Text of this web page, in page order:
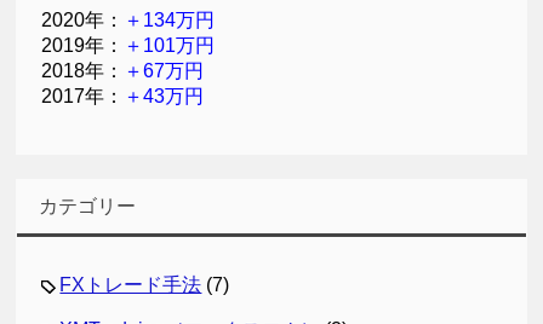
2020年： ＋134万円
2019年： ＋101万円
2018年： ＋67万円
2017年： ＋43万円
カテゴリー
FXトレード手法 (7)